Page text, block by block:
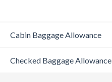
Cabin Baggage Allowance
Checked Baggage Allowance